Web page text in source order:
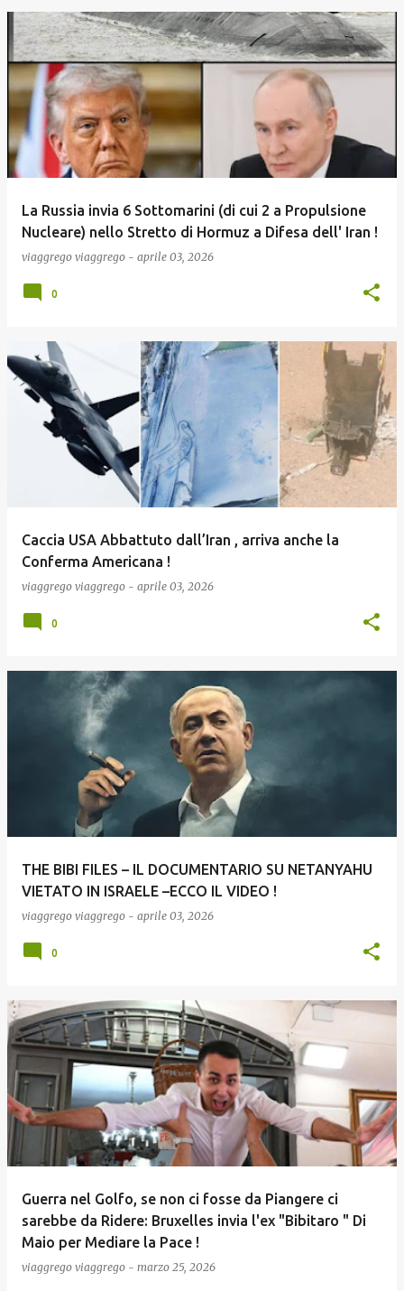
La Russia invia 6 Sottomarini (di cui 2 a Propulsione
Nucleare) nello Stretto di Hormuz a Difesa dell' Iran !
viaggrego viaggrego - aprile 03, 2026
0
Caccia USA Abbattuto dall’Iran , arriva anche la
Conferma Americana !
viaggrego viaggrego - aprile 03, 2026
0
THE BIBI FILES – IL DOCUMENTARIO SU NETANYAHU
VIETATO IN ISRAELE –ECCO IL VIDEO !
viaggrego viaggrego - aprile 03, 2026
0
Guerra nel Golfo, se non ci fosse da Piangere ci
sarebbe da Ridere: Bruxelles invia l'ex "Bibitaro " Di
Maio per Mediare la Pace !
viaggrego viaggrego - marzo 25, 2026